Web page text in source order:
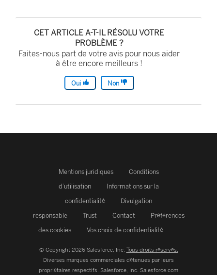
CET ARTICLE A-T-IL RÉSOLU VOTRE
PROBLÈME ?
Faites-nous part de votre avis pour nous aider
à être encore meilleurs !
Oui Non
Mentions juridiques
Conditions
d’utilisation
Informations sur la
confidentialité
Divulgation
responsable
Trust Contact
Préférences
des cookies
Vos choix de confidentialité
© Copyright 2026 Salesforce, Inc. Tous droits réservés.
Diverses marques commerciales détenues par leurs
propriétaires respectifs. Salesforce, Inc. Salesforce.com